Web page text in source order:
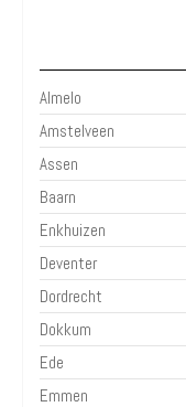
Almelo
Amstelveen
Assen
Baarn
Enkhuizen
Deventer
Dordrecht
Dokkum
Ede
Emmen